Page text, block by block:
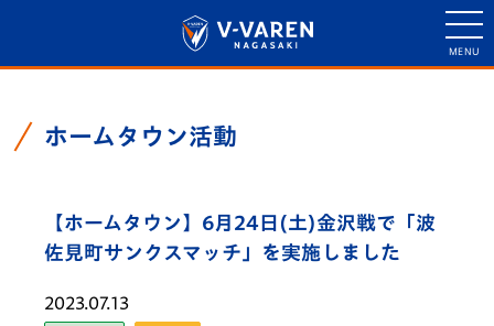
ホームタウン活動
【ホームタウン】6月24日(土)金沢戦で「波
佐見町サンクスマッチ」を実施しました
2023.07.13